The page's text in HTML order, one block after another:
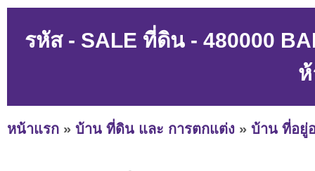
รหัส - SALE ที่ดิน - 480000
หน้าแรก » บ้าน ที่ดิน และ การตกแต่ง » บ้าน ที่อยู่